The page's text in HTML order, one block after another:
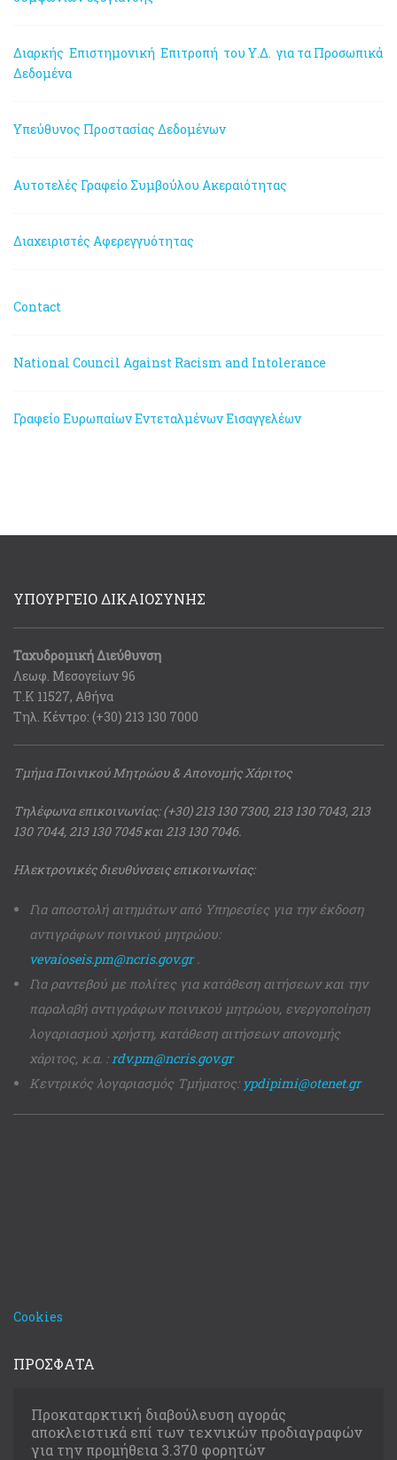
Διαρκής Επιστημονική Επιτροπή του Υ.Δ. για τα Προσωπικά
Δεδομένα
Υπεύθυνος Προστασίας Δεδομένων
Αυτοτελές Γραφείο Συμβούλου Ακεραιότητας
Διαχειριστές Αφερεγγυότητας
Contact
National Council Against Racism and Intolerance
Γραφείο Ευρωπαίων Εντεταλμένων Εισαγγελέων
ΥΠΟΥΡΓΕΙΟ ΔΙΚΑΙΟΣΥΝΗΣ
Ταχυδρομική Διεύθυνση
Λεωφ. Μεσογείων 96
Τ.Κ 11527, Αθήνα
Τηλ. Κέντρο: (+30) 213 130 7000
Τμήμα Ποινικού Μητρώου & Απονομής Χάριτος
Τηλέφωνα επικοινωνίας: (+30) 213 130 7300, 213 130 7043, 213
130 7044, 213 130 7045 και 213 130 7046.
Ηλεκτρονικές διευθύνσεις επικοινωνίας:
Για αποστολή αιτημάτων από Υπηρεσίες για την έκδοση
αντιγράφων ποινικού μητρώου:
vevaioseis.pm@ncris.gov.gr.
Για ραντεβού με πολίτες για κατάθεση αιτήσεων και την
παραλαβή αντιγράφων ποινικού μητρώου, ενεργοποίηση
λογαριασμού χρήστη, κατάθεση αιτήσεων απονομής
χάριτος, κ.α. :rdv.pm@ncris.gov.gr
Κεντρικός λογαριασμός Τμήματος: ypdipimi@otenet.gr
Cookies
ΠΡΟΣΦΑΤΑ
Προκαταρκτική διαβούλευση αγοράς
αποκλειστικά επί των τεχνικών προδιαγραφών
για την προμήθεια 3.370 φορητών